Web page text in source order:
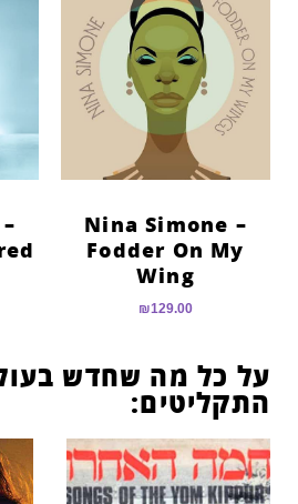
Nina Simone –
Fodder On My
Wing
₪129.00
על כל מה שחדש
התקליטים: